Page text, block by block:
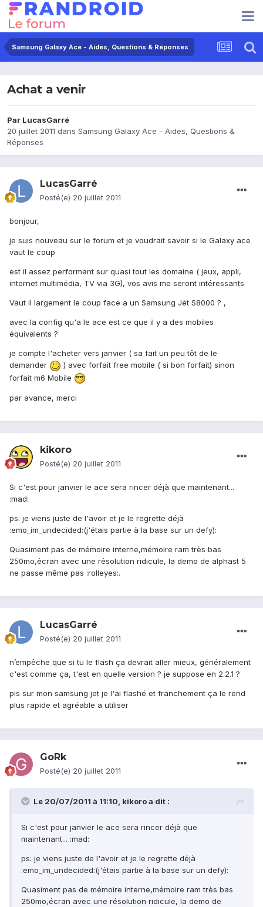
Samsung Galaxy Ace - Aides, Questions & Réponses
Achat a venir
Par LucasGarré
20 juillet 2011 dans Samsung Galaxy Ace - Aides, Questions &
Réponses
LucasGarré
Posté(e) 20 juillet 2011
bonjour,
je suis nouveau sur le forum et je voudrait savoir si le Galaxy ace
vaut le coup
est il assez performant sur quasi tout les domaine ( jeux, appli,
internet multimédia, TV via 3G), vos avis me seront intéressants
Vaut il largement le coup face a un Samsung Jèt S8000 ? ,
avec la config qu'a le ace est ce que il y a des mobiles
équivalents ?
je compte l'acheter vers janvier ( sa fait un peu tôt de le
demander
) avec forfait free mobile ( si bon forfait) sinon
forfait m6 Mobile
par avance, merci
kikoro
Posté(e) 20 juillet 2011
Si c'est pour janvier le ace sera rincer déjà que maintenant...
:mad:
ps: je viens juste de l'avoir et je le regrette déjà
:emo_im_undecided:(j'étais partie à la base sur un defy):
Quasiment pas de mémoire interne,mémoire ram très bas
250mo,écran avec une résolution ridicule, la demo de alphast 5
ne passe même pas :rolleyes:.
LucasGarré
Posté(e) 20 juillet 2011
n’empêche que si tu le flash ça devrait aller mieux, généralement
c'est comme ça, t'est en quelle version ? je suppose en 2.2.1 ?
pis sur mon samsung jet je l'ai flashé et franchement ça le rend
plus rapide et agréable a utiliser
GoRk
Posté(e) 20 juillet 2011
Le 20/07/2011 à 11:10, kikoro a dit :
Si c'est pour janvier le ace sera rincer déjà que
maintenant... :mad:
ps: je viens juste de l'avoir et je le regrette déjà
:emo_im_undecided:(j'étais partie à la base sur un defy):
Quasiment pas de mémoire interne,mémoire ram très bas
250mo,écran avec une résolution ridicule, la demo de